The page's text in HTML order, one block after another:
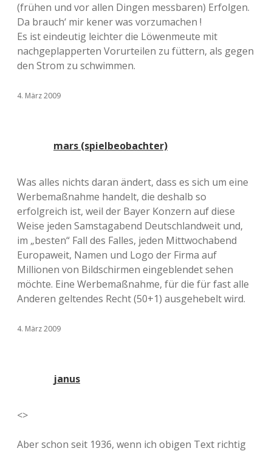
(frühen und vor allen Dingen messbaren) Erfolgen.
Da brauch‘ mir kener was vorzumachen !
Es ist eindeutig leichter die Löwenmeute mit
nachgeplapperten Vorurteilen zu füttern, als gegen
den Strom zu schwimmen.
4. März 2009
mars (spielbeobachter)
Was alles nichts daran ändert, dass es sich um eine
Werbemaßnahme handelt, die deshalb so
erfolgreich ist, weil der Bayer Konzern auf diese
Weise jeden Samstagabend Deutschlandweit und,
im „besten“ Fall des Falles, jeden Mittwochabend
Europaweit, Namen und Logo der Firma auf
Millionen von Bildschirmen eingeblendet sehen
möchte. Eine Werbemaßnahme, für die für fast alle
Anderen geltendes Recht (50+1) ausgehebelt wird.
4. März 2009
janus
<>
Aber schon seit 1936, wenn ich obigen Text richtig